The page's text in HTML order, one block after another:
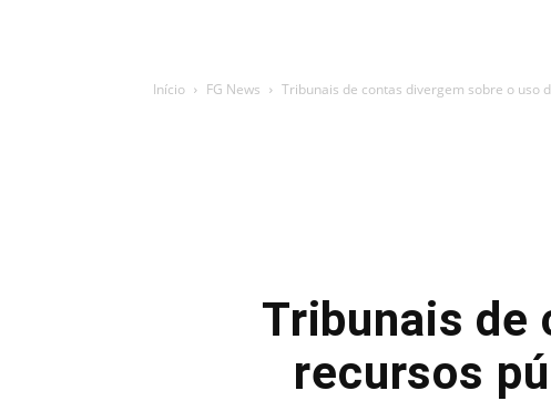
Início FG News Tribunais de contas divergem sobre o uso
Tribunais de
recursos